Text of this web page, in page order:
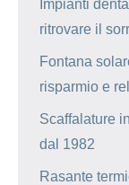
Impianti
ritrovare il
Fontana
risparmio e
Scaffalature
dal 1982
Rasante